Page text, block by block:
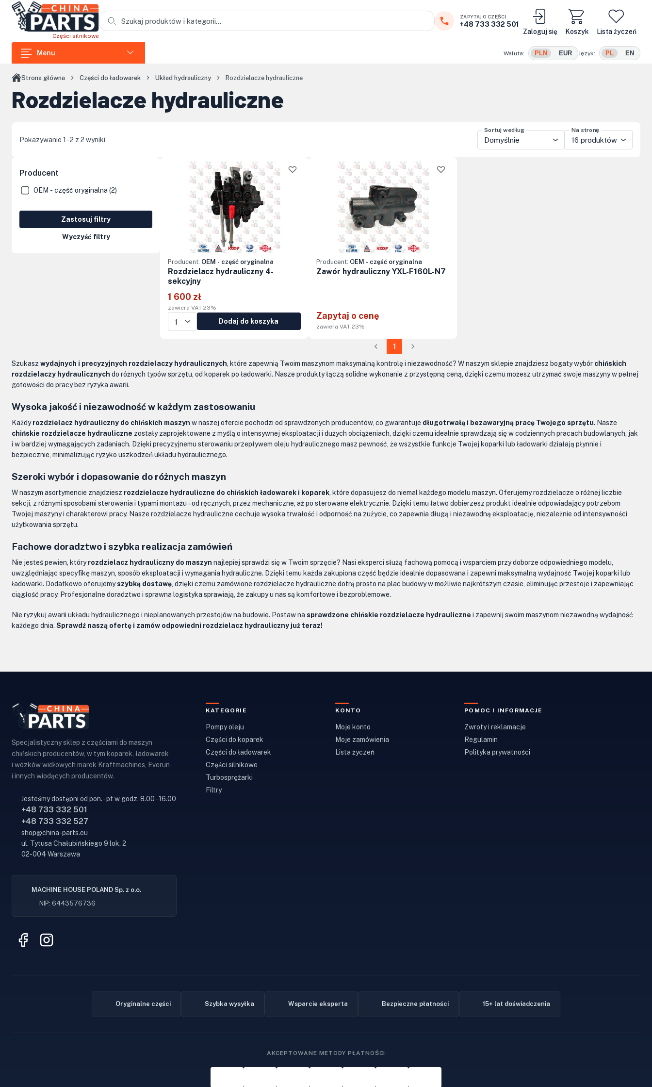
Przejdź do treści głównej
Części silnikowe
Koszyk
ZAPYTAJ O CZĘŚCI
+48 733 332 501
Zaloguj się
Lista życzeń
Menu
Części do ładowarek
Części do koparek
Części do zagęszczarek i skoczków
Części do siników Loncin
Elementy kabin
Kolumny kierownicze, orbitrole
Waluta: PLN EUR Język: PL EN
Strona główna Części do ładowarek Układ hydrauliczny Rozdzielacze hydrauliczne
Rozdzielacze hydrauliczne
Pokazywanie 1 - 2 z 2 wyniki
Sortuj według
Domyślnie
Na stronę
16 produktów
Producent
OEM - część oryginalna (2)
Zastosuj filtry
Wyczyść filtry
Producent: OEM - część oryginalna
Rozdzielacz hydrauliczny 4-
sekcyjny
1 600 zł
zawiera VAT 23%
Dodaj do koszyka
Producent: OEM - część oryginalna
Zawór hydrauliczny YXL-F160L-N7
Zapytaj o cenę
zawiera VAT 23%
1
Szukasz wydajnych i precyzyjnych rozdzielaczy hydraulicznych , które zapewnią Twoim maszynom maksymalną kontrolę i niezawodność? W naszym sklepie znajdziesz bogaty wybór chińskich
rozdzielaczy hydraulicznych do różnych typów sprzętu, od koparek po ładowarki. Nasze produkty łączą solidne wykonanie z przystępną ceną, dzięki czemu możesz utrzymać swoje maszyny w pełnej
gotowości do pracy bez ryzyka awarii.
Wysoka jakość i niezawodność w każdym zastosowaniu
Każdyrozdzielacz hydrauliczny do chińskich maszyn w naszej ofercie pochodzi od sprawdzonych producentów, co gwarantuje długotrwałą i bezawaryjną pracę Twojego sprzętu. Nasze
chińskie rozdzielacze hydrauliczne zostały zaprojektowane z myślą o intensywnej eksploatacji i dużych obciążeniach, dzięki czemu idealnie sprawdzają się w codziennych pracach budowlanych, jak
i w bardziej wymagających zadaniach. Dzięki precyzyjnemu sterowaniu przepływem oleju hydraulicznego masz pewność, że wszystkie funkcje Twojej koparki lub ładowarki działają płynnie i
bezpiecznie, minimalizując ryzyko uszkodzeń układu hydraulicznego.
Szeroki wybór i dopasowanie do różnych maszyn
W naszym asortymencie znajdziesz rozdzielacze hydrauliczne do chińskich ładowarek i koparek , które dopasujesz do niemal każdego modelu maszyn. Oferujemy rozdzielacze o różnej liczbie
sekcji, z różnymi sposobami sterowania i typami montażu – od ręcznych, przez mechaniczne, aż po sterowane elektrycznie. Dzięki temu łatwo dobierzesz produkt idealnie odpowiadający potrzebom
Twojej maszyny i charakterowi pracy. Nasze rozdzielacze hydrauliczne cechuje wysoka trwałość i odporność na zużycie, co zapewnia długą i niezawodną eksploatację, niezależnie od intensywności
użytkowania sprzętu.
Fachowe doradztwo i szybka realizacja zamówień
Nie jesteś pewien, któryrozdzielacz hydrauliczny do maszyn najlepiej sprawdzi się w Twoim sprzęcie? Nasi eksperci służą fachową pomocą i wsparciem przy doborze odpowiedniego modelu,
uwzględniając specyfikę maszyn, sposób eksploatacji i wymagania hydrauliczne. Dzięki temu każda zakupiona część będzie idealnie dopasowana i zapewni maksymalną wydajność Twojej koparki lub
ładowarki. Dodatkowo oferujemyszybką dostawę , dzięki czemu zamówione rozdzielacze hydrauliczne dotrą prosto na plac budowy w możliwie najkrótszym czasie, eliminując przestoje i zapewniając
ciągłość pracy. Profesjonalne doradztwo i sprawna logistyka sprawiają, że zakupy u nas są komfortowe i bezproblemowe.
Nie ryzykuj awarii układu hydraulicznego i nieplanowanych przestojów na budowie. Postaw na sprawdzone chińskie rozdzielacze hydrauliczne i zapewnij swoim maszynom niezawodną wydajność
każdego dnia. Sprawdź naszą ofertę i zamów odpowiedni rozdzielacz hydrauliczny już teraz!
Specjalistyczny sklep z częściami do maszyn
chińskich producentów, w tym koparek, ładowarek
i wózków widłowych marek Kraftmachines, Everun
i innych wiodących producentów.
Jesteśmy dostępni od pon. - pt w godz. 8.00 - 16.00
+48 733 332 501
+48 733 332 527
shop@china-parts.eu
ul. Tytusa Chałubińskiego 9 lok. 2
02-004 Warszawa
MACHINE HOUSE POLAND Sp. z o.o.
NIP: 6443576736
KATEGORIE
Pompy oleju
Części do koparek
Części do ładowarek
Części silnikowe
Turbosprężarki
Filtry
KONTO
Moje konto
Moje zamówienia
Lista życzeń
POMOC I INFORMACJE
Zwroty i reklamacje
Regulamin
Polityka prywatności
Oryginalne części Szybka wysyłka Wsparcie eksperta Bezpieczne płatności 15+ lat doświadczenia
AKCEPTOWANE METODY PŁATNOŚCI